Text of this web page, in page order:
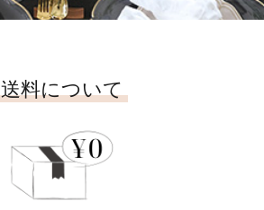
送料について